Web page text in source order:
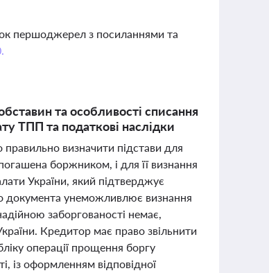
першоджерел з посиланнями та
та особливості списання
ТПП та податкові наслідки
правильно визначити підстави для
боржником, і для її визнання
України, який підтверджує
документа унеможливлює визнання
заборгованості немає,
Кредитор має право звільнити
операції прощення боргу
із оформленням відповідної